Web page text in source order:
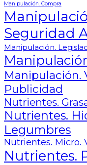
Manipulación. Compra
Seguridad
Manipulación.
Manipulación.
Publicidad
Nutrientes.
Nutrientes.
Legumbres
Nutrientes. Micro.
Nutrientes.